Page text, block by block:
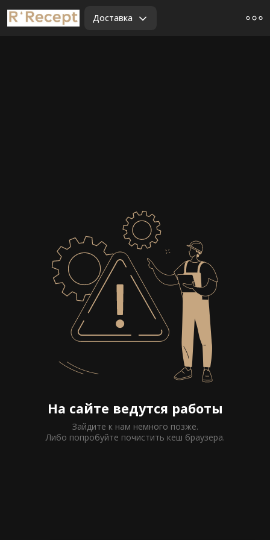
Доставка
На сайте ведутся работы
Зайдите к нам немного позже.
Либо попробуйте почистить кеш браузера.